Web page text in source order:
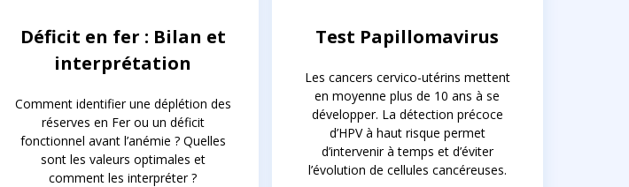
Déficit en fer : Bilan et
interprétation
Comment identifier une déplétion des
réserves en Fer ou un déficit
fonctionnel avant l’anémie ? Quelles
sont les valeurs optimales et
comment les interpréter ?
Test Papillomavirus
Les cancers cervico-utérins mettent
en moyenne plus de 10 ans à se
développer. La détection précoce
d’HPV à haut risque permet
d’intervenir à temps et d’éviter
l’évolution de cellules cancéreuses.